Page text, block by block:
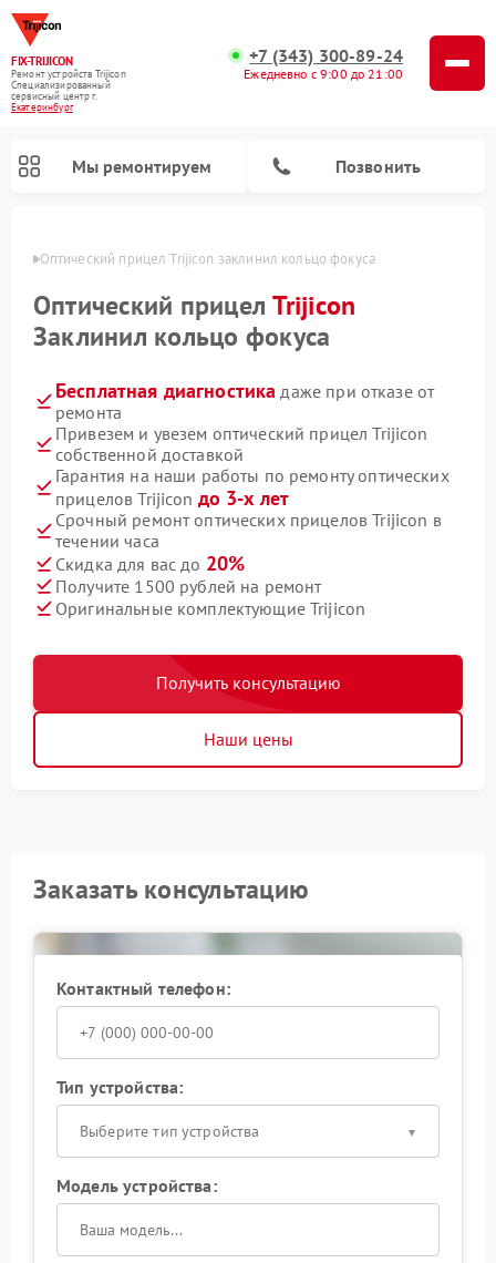
FIX-TRIJICON
Ремонт устройств Trijicon
Специализированный
cервисный центр г.
Екатеринбург
+7 (343) 300-89-24
Ежедневно с 9:00 до 21:00
Мы ремонтируем Позвонить
Оптический прицел Trijicon заклинил кольцо фокуса
Оптический прицелTrijicon
Заклинил кольцо фокуса
Бесплатная диагностика даже при отказе от
ремонта
Привезем и увезем оптический прицел Trijicon
собственной доставкой
Гарантия на наши работы по ремонту оптических
прицелов Trijicon до 3-х лет
Срочный ремонт оптических прицелов Trijicon в
течении часа
Скидка для вас до 20%
Получите 1500 рублей на ремонт
Оригинальные комплектующие Trijicon
Получить консультацию
Наши цены
Заказать консультацию
Контактный телефон:
Тип устройства:
Выберите тип устройства
Модель устройства: